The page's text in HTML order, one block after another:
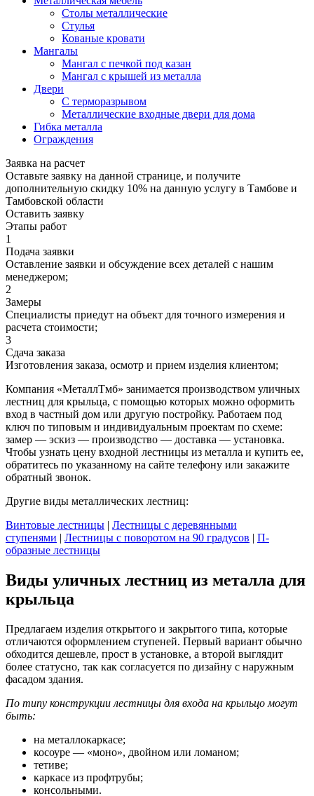
Столы металлические
Стулья
Кованые кровати
Мангалы
Мангал с печкой под казан
Мангал с крышей из металла
Двери
C терморазрывом
Металлические входные двери для дома
Гибка металла
Ограждения
Заявка на расчет
Оставьте заявку на данной странице, и получите
дополнительную скидку 10% на данную услугу в Тамбове и
Тамбовской области
Оставить заявку
Этапы работ
1
Подача заявки
Оставление заявки и обсуждение всех деталей с нашим
менеджером;
2
Замеры
Специалисты приедут на объект для точного измерения и
расчета стоимости;
3
Сдача заказа
Изготовления заказа, осмотр и прием изделия клиентом;
Компания «МеталлТмб» занимается производством уличных
лестниц для крыльца, с помощью которых можно оформить
вход в частный дом или другую постройку. Работаем под
ключ по типовым и индивидуальным проектам по схеме:
замер — эскиз — производство — доставка — установка.
Чтобы узнать цену входной лестницы из металла и купить ее,
обратитесь по указанному на сайте телефону или закажите
обратный звонок.
Другие виды металлических лестниц:
Винтовые лестницы | Лестницы с деревянными
ступенями | Лестницы с поворотом на 90 градусов | П-
образные лестницы
Виды уличных лестниц из металла для
крыльца
Предлагаем изделия открытого и закрытого типа, которые
отличаются оформлением ступеней. Первый вариант обычно
обходится дешевле, прост в установке, а второй выглядит
более статусно, так как согласуется по дизайну с наружным
фасадом здания.
По типу конструкции лестницы для входа на крыльцо могут
быть:
на металлокаркасе;
косоуре — «моно», двойном или ломаном;
тетиве;
каркасе из профтрубы;
консольными.